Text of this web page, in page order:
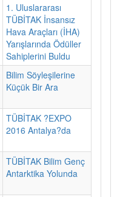
1. Uluslararası
TÜBİTAK İnsansız
Hava Araçları (İHA)
Yarışlarında Ödüller
Sahiplerini Buldu
Bilim Söyleşilerine
Küçük Bir Ara
TÜBİTAK ?EXPO
2016 Antalya?da
TÜBİTAK Bilim Genç
Antarktika Yolunda